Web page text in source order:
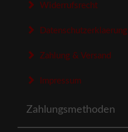
Widerrufsrecht
Datenschutzerklaerung
Zahlung & Versand
Impressum
Zahlungsmethoden